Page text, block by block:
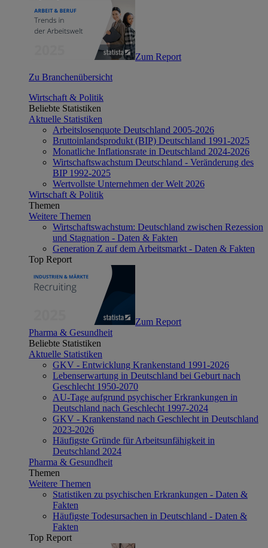
Zum Report
Zu Branchenübersicht
Wirtschaft & Politik
Beliebte Statistiken
Aktuelle Statistiken
Arbeitslosenquote Deutschland 2005-2026
Bruttoinlandsprodukt (BIP) Deutschland 1991-2025
Monatliche Inflationsrate in Deutschland 2024-2026
Wirtschaftswachstum Deutschland - Veränderung des
BIP 1992-2025
Wertvollste Unternehmen der Welt 2026
Wirtschaft & Politik
Themen
Weitere Themen
Wirtschaftswachstum: Deutschland zwischen Rezession
und Stagnation - Daten & Fakten
Generation Z auf dem Arbeitsmarkt - Daten & Fakten
Top Report
Zum Report
Pharma & Gesundheit
Beliebte Statistiken
Aktuelle Statistiken
GKV - Entwicklung Krankenstand 1991-2026
Lebenserwartung in Deutschland bei Geburt nach
Geschlecht 1950-2070
AU-Tage aufgrund psychischer Erkrankungen in
Deutschland nach Geschlecht 1997-2024
GKV - Krankenstand nach Geschlecht in Deutschland
2023-2026
Häufigste Gründe für Arbeitsunfähigkeit in
Deutschland 2024
Pharma & Gesundheit
Themen
Weitere Themen
Statistiken zu psychischen Erkrankungen - Daten &
Fakten
Häufigste Todesursachen in Deutschland - Daten &
Fakten
Top Report